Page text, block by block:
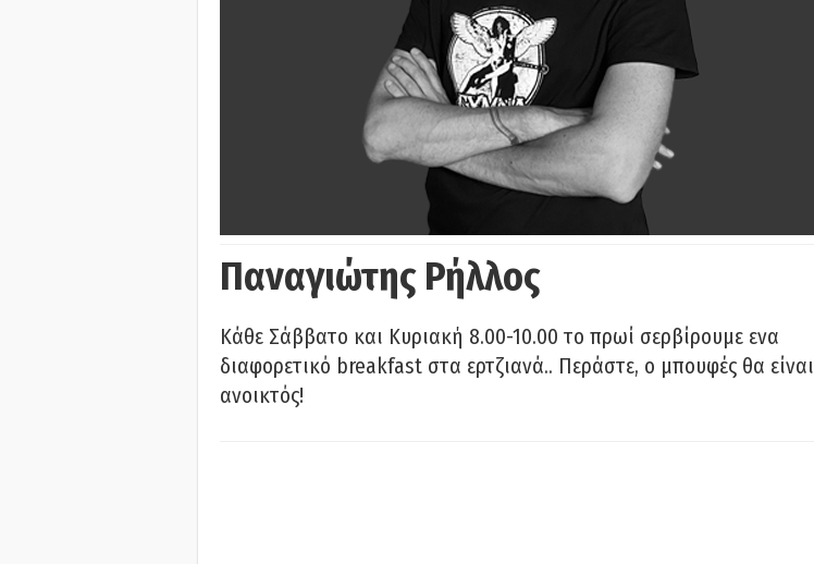
Παναγιώτης Ρήλλος
Κάθε Σάββατο και Κυριακή 8.00-10.00 το πρωί σερβίρουμε ενα
διαφορετικό breakfast στα ερτζιανά.. Περάστε, ο μπουφές θα είναι
ανοικτός!